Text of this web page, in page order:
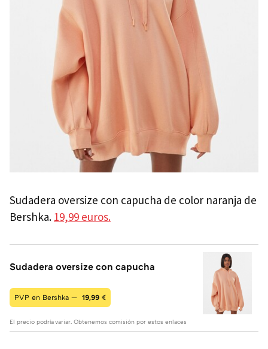
Sudadera oversize con capucha de color naranja de
Bershka. 19,99 euros.
Sudadera oversize con capucha
PVP en Bershka — 19,99 €
El precio podría variar. Obtenemos comisión por estos enlaces